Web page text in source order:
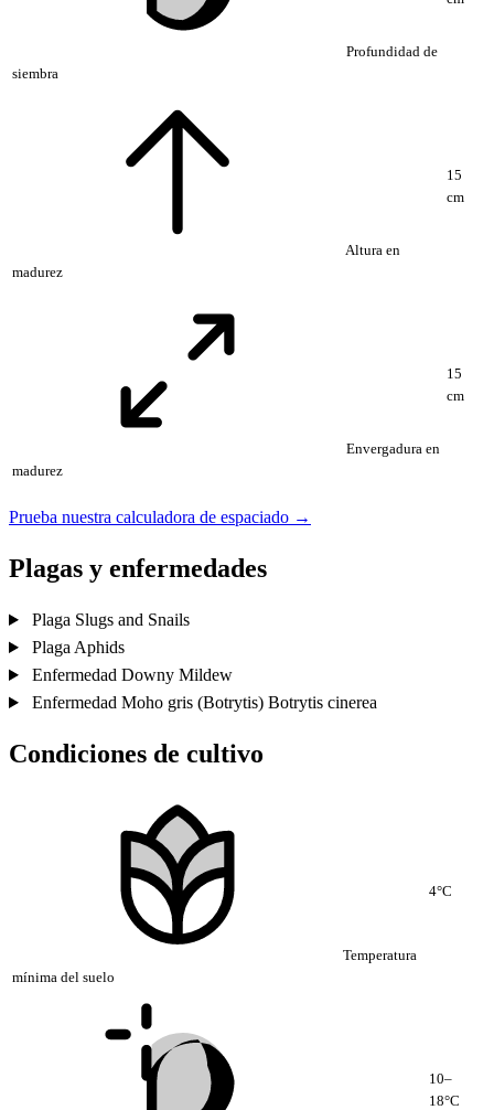
Profundidad de
siembra
Altura en
madurez
15
cm
Envergadura en
madurez
15
cm
Prueba nuestra calculadora de espaciado →
Plagas y enfermedades
Plaga Slugs and Snails
Plaga Aphids
Enfermedad Downy Mildew
Enfermedad Moho gris (Botrytis) Botrytis cinerea
Condiciones de cultivo
Temperatura
mínima del suelo
4°C
10–
18°C